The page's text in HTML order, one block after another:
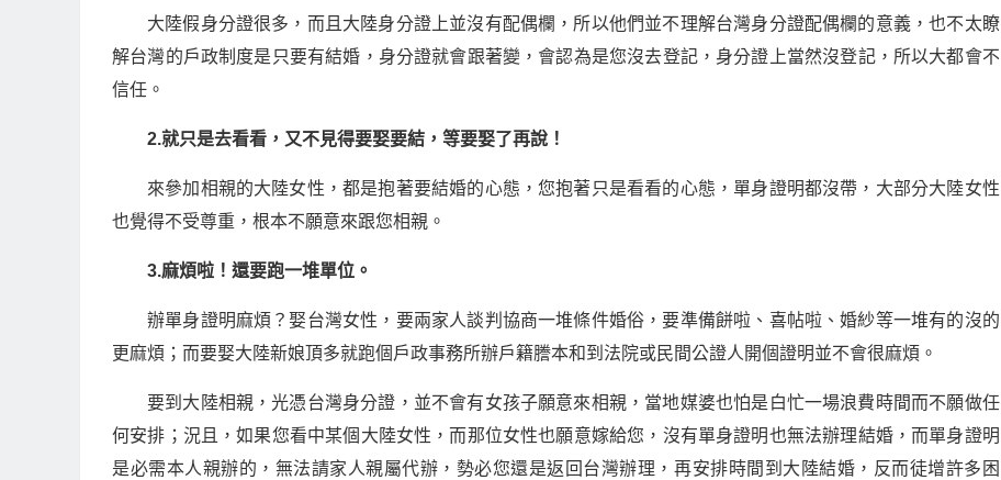
大陸假身分證很多，而且大陸身分證上並沒有配偶欄，所以他們並不理解台灣身分證配偶欄的意義，也不太瞭
解台灣的戶政制度是只要有結婚，身分證就會跟著變，會認為是您沒去登記，身分證上當然沒登記，所以大都會不
信任。
2.就只是去看看，又不見得要娶要結，等要娶了再說！
來參加相親的大陸女性，都是抱著要結婚的心態，您抱著只是看看的心態，單身證明都沒帶，大部分大陸女性
也覺得不受尊重，根本不願意來跟您相親。
3.麻煩啦！還要跑一堆單位。
辦單身證明麻煩？娶台灣女性，要兩家人談判協商一堆條件婚俗，要準備餅啦、喜帖啦、婚紗等一堆有的沒的
更麻煩；而要娶大陸新娘頂多就跑個戶政事務所辦戶籍謄本和到法院或民間公證人開個證明並不會很麻煩。
要到大陸相親，光憑台灣身分證，並不會有女孩子願意來相親，當地媒婆也怕是白忙一場浪費時間而不願做任
何安排；況且，如果您看中某個大陸女性，而那位女性也願意嫁給您，沒有單身證明也無法辦理結婚，而單身證明
是必需本人親辦的，無法請家人親屬代辦，勢必您還是返回台灣辦理，再安排時間到大陸結婚，反而徒增許多困